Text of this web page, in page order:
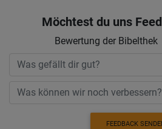
Möchtest du uns
Bewertung der Bibelthek
FEEDBACK